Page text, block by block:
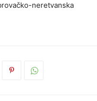
neretvanska